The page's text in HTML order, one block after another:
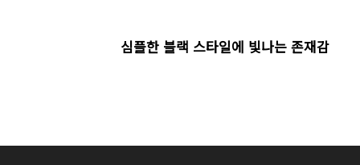
심플한 블랙 스타일에 빛나는 존재감